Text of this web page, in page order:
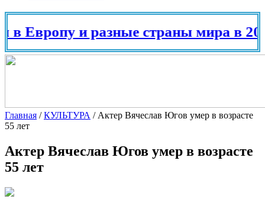
Европу и разные страны мира в 2025
Главная /КУЛЬТУРА / Актер Вячеслав Югов умер в возрасте
55 лет
Актер Вячеслав Югов умер в возрасте
55 лет